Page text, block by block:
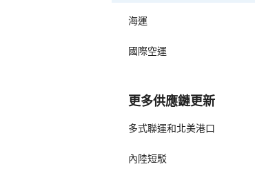
海運
國際空運
更多供應鏈更新
多式聯運和北美港口
內陸短駁